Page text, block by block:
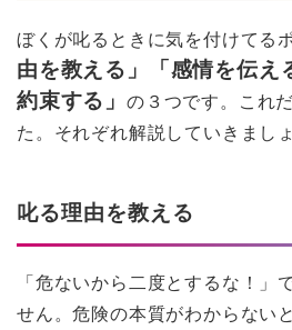
ぼくが叱るときに気を付けてる
由を教える」「感情を伝え
約束する」 の３つです。これ
た。それぞれ解説していきましょ
叱る理由を教える
「危ないから二度とするな！」
せん。危険の本質がわからないと